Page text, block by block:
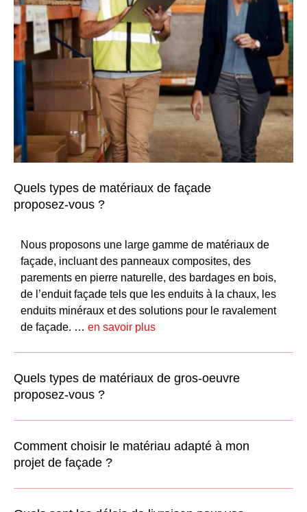
Quels types de matériaux de façade
proposez-vous ?
Nous proposons une large gamme de matériaux de
façade, incluant des panneaux composites, des
parements en pierre naturelle, des bardages en bois,
de l’enduit façade tels que les enduits à la chaux, les
enduits minéraux et des solutions pour le ravalement
de façade. … en savoir plus
Quels types de matériaux de gros-oeuvre
proposez-vous ?
Comment choisir le matériau adapté à mon
projet de façade ?